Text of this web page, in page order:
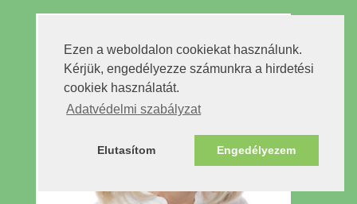
Ezen a weboldalon cookiekat használunk.
Kérjük, engedélyezze számunkra a hirdetési
cookiek használatát.
Adatvédelmi szabályzat
Elutasítom Engedélyezem